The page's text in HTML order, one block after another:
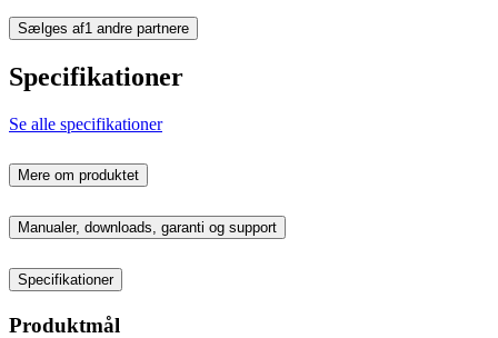
Sælges af1 andre partnere
Specifikationer
Se alle specifikationer
Mere om produktet
Manualer, downloads, garanti og support
Specifikationer
Produktmål